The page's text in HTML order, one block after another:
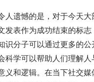
遗憾的是，对于今天大
发表作为成功结束的标
识分子可以通过更多的
科学可以帮助人们理解
义和逻辑。在当下社交